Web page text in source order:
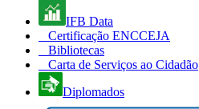
IFB Data
Certificação ENCCEJA
Bibliotecas
Carta de Serviços ao Cidadão
Diplomados